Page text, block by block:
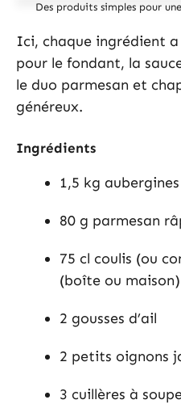
Des produits simples pour
Ici, chaque ingrédient a
pour le fondant, la
le duo parmesan et
généreux.
Ingrédients
1,5 kg
80 g parmesan
75 cl coulis (ou
(boîte ou maison)
2 gousses d’ail
2 petits oignons
3 cuillères à